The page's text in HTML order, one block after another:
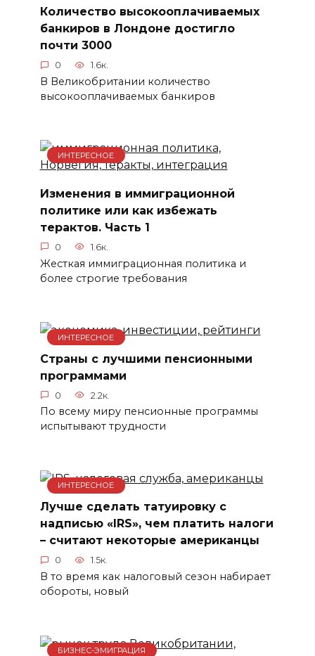
Количество высокооплачиваемых
банкиров в Лондоне достигло
почти 3000
0 1.6к.
В Великобритании количество
высокооплачиваемых банкиров
ИНТЕРЕСНОЕ
Изменения в иммиграционной
политике или как избежать
терактов. Часть 1
0 1.6к.
Жесткая иммиграционная политика и
более строгие требования
ИНТЕРЕСНОЕ
Страны с лучшими пенсионными
программами
0 2.2к.
По всему миру пенсионные программы
испытывают трудности
ИНТЕРЕСНОЕ
Лучше сделать татуировку с
надписью «IRS», чем платить налоги
– считают некоторые американцы
0 1.5к.
В то время как налоговый сезон набирает
обороты, новый
БИЗНЕС-ЭМИГРАЦИЯ